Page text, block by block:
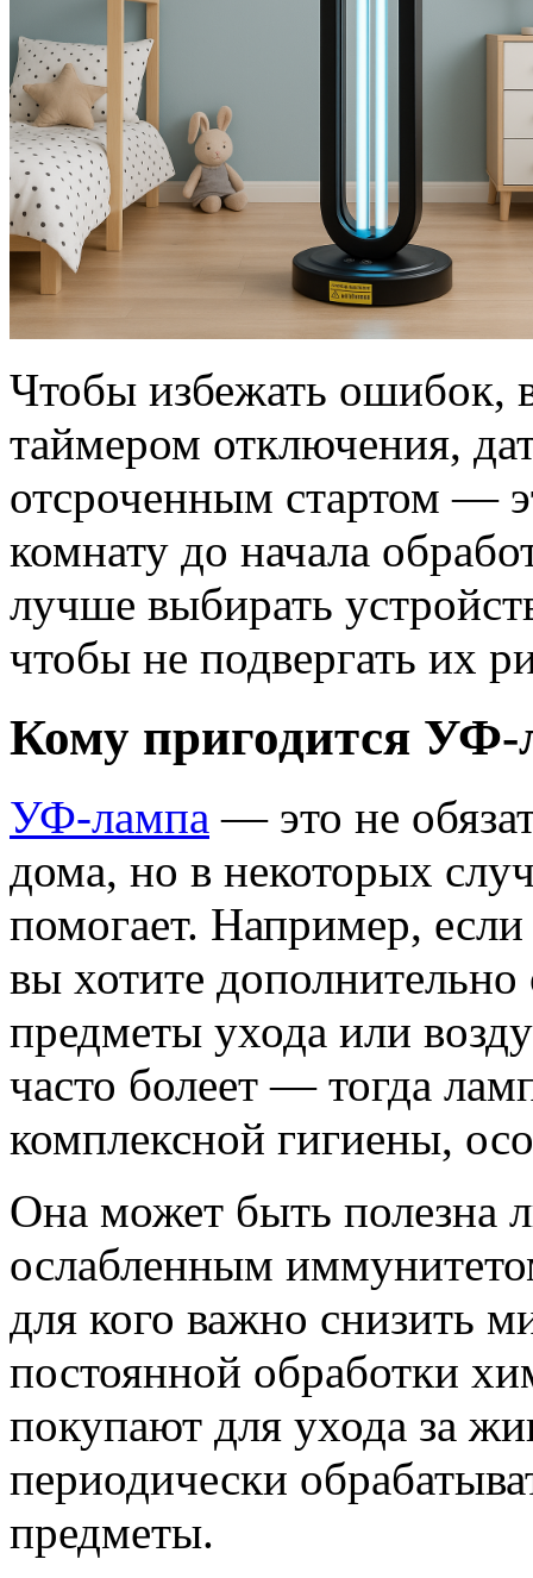
Чтобы избежать ошибок,
таймером отключения,
отсроченным стартом —
комнату до начала
лучше выбирать
чтобы не подвергать их
Кому пригодится УФ-
УФ-лампа — это не
дома, но в некоторых
помогает. Например,
вы хотите
предметы ухода или
часто болеет — тогда
комплексной гигиены,
Она может быть полезна
ослабленным
для кого важно снизить
постоянной обработки
покупают для ухода за
периодически
предметы.